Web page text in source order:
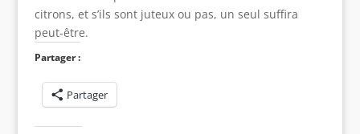
citrons, et s’ils sont juteux ou pas, un seul suffira
peut-être.
Partager :
Partager